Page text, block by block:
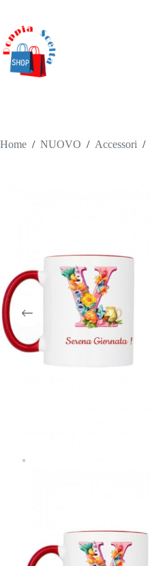
contenuto
Home / NUOVO / Accessori /